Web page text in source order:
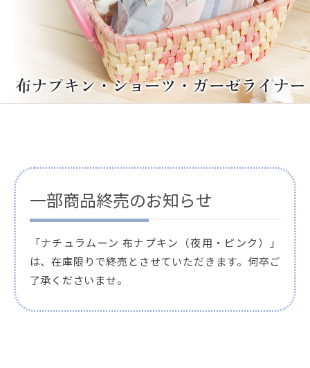
一部商品終売のお知らせ
「ナチュラムーン 布ナプキン（夜用・ピンク）」
は、在庫限りで終売とさせていただきます。何卒ご
了承くださいませ。